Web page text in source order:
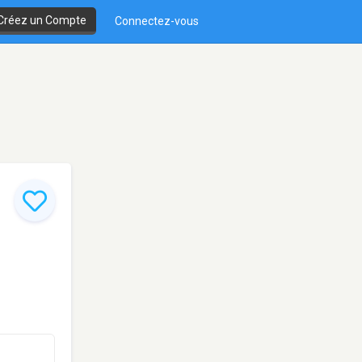
un Compte Connectez-vous